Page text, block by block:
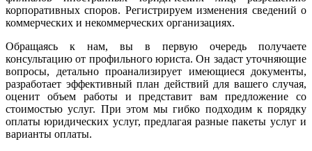
корпоративных споров. Регистрируем изменения сведений о
коммерческих и некоммерческих организациях.
Обращаясь к нам, вы в первую очередь получаете
консультацию от профильного юриста. Он задаст уточняющие
вопросы, детально проанализирует имеющиеся документы,
разработает эффективный план действий для вашего случая,
оценит объем работы и представит вам предложение со
стоимостью услуг. При этом мы гибко подходим к порядку
оплаты юридических услуг, предлагая разные пакеты услуг и
варианты оплаты.